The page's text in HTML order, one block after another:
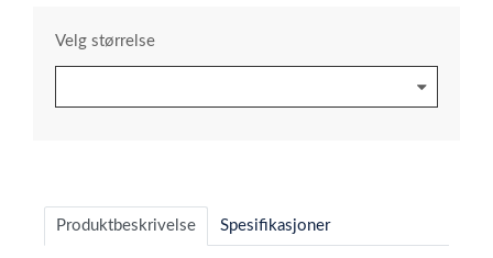
Velg størrelse
Produktbeskrivelse Spesifikasjoner